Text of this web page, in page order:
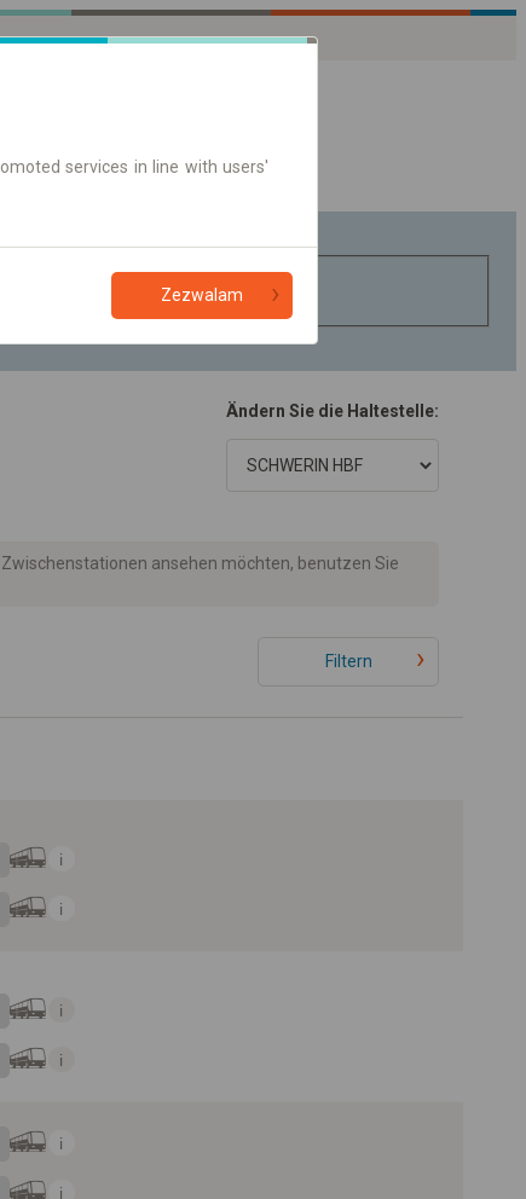
Ändern Sie die Haltestelle:
ansehen möchten, benutzen Sie
Filtern
services in line with users'
Zezwalam